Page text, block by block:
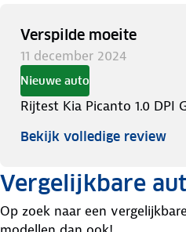
Verspilde moeite
11 december 2024
Nieuwe auto
Rijtest Kia Picanto 1.0 DPI
Bekijk volledige review
Vergelijkbare
Op zoek naar een